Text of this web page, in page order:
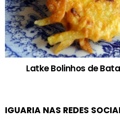
Latke Bolinhos de
IGUARIA NAS REDES